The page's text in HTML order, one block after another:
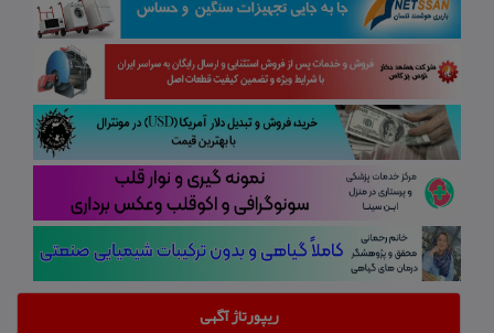
ریپورتاژ آگهی